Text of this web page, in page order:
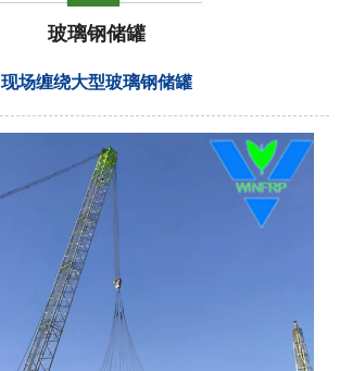
玻璃钢储罐
现场缠绕大型玻璃钢储罐